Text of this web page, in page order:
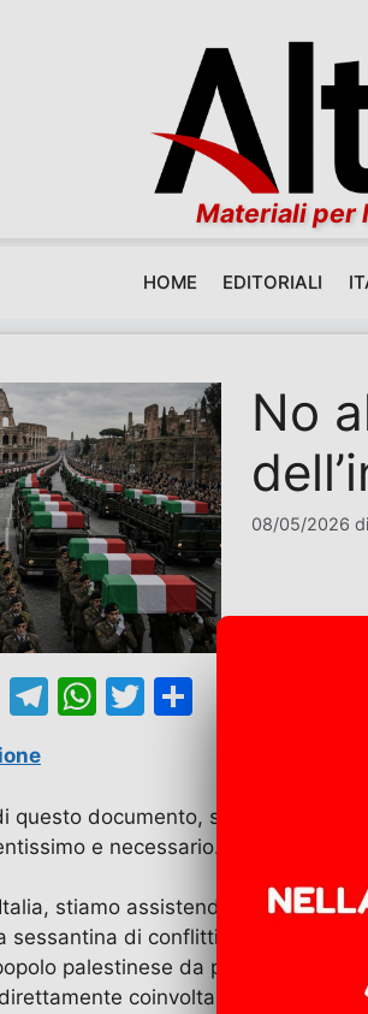
Materiali per
HOME EDITORIALI
No
08/05/2026 di
E
m
ai
l
T
gr
a
m
W
s
A
p
T
er di
vi
di
questo documento, scrittori artisti
e necessario.
stiamo assistendo a una
sessantina di conflitti militari, tre
palestinese da parte dello
coinvolta con invio di